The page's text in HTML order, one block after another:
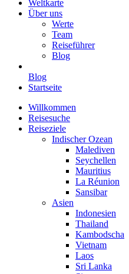
Weltkarte
Über uns
Werte
Team
Reiseführer
Blog
Blog
Startseite
Willkommen
Reisesuche
Reiseziele
Indischer Ozean
Malediven
Seychellen
Mauritius
La Réunion
Sansibar
Asien
Indonesien
Thailand
Kambodscha
Vietnam
Laos
Sri Lanka